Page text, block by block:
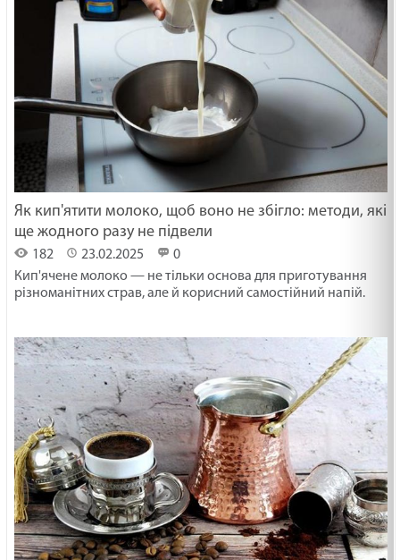
Як кип'ятити молоко, щоб воно не збігло: методи, які
ще жодного разу не підвели
182 23.02.2025
0
Кип'ячене молоко — не тільки основа для приготування
різноманітних страв, але й корисний самостійний напій.